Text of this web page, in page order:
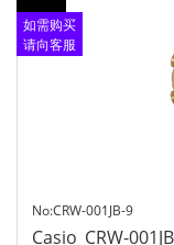
如需购买
请向客服
No:CRW-001JB-9
Casio_CRW-